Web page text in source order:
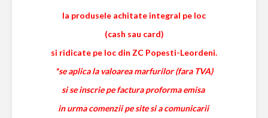
la produsele achitate integral pe loc
(cash sau card)
si ridicate pe loc din ZC Popesti-Leordeni.
*se aplica la valoarea marfurilor (fara TVA)
si se inscrie pe factura proforma emisa
in urma comenzii pe site si a comunicarii